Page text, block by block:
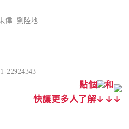
偉 劉陸地
22924343
點個
和
快讓更多人了解↓↓↓